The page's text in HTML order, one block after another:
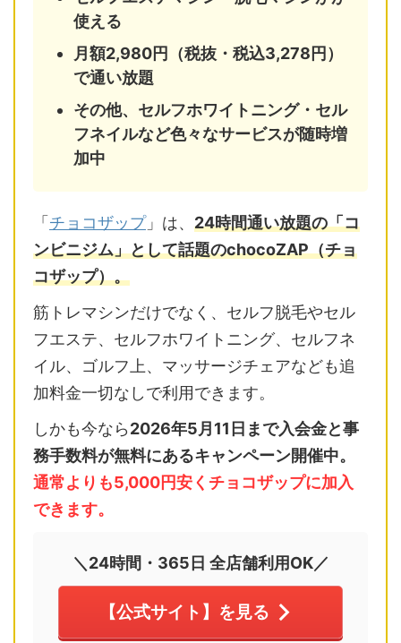
使える
月額2,980円（税抜・税込3,278円）
で通い放題
その他、セルフホワイトニング・セル
フネイルなど色々なサービスが随時増
加中
「 チョコザップ」は、 24時間通い放題の「コ
ンビニジム」として話題のchocoZAP（チョ
コザップ）。
筋トレマシンだけでなく、セルフ脱毛やセル
フエステ、セルフホワイトニング、セルフネ
イル、ゴルフ上、マッサージチェアなども追
加料金一切なしで利用できます。
しかも今なら2026年5月11日まで入会金と事
務手数料が無料にあるキャンペーン開催中。
通常よりも5,000円安くチョコザップに加入
できます。
＼24時間・365日 全店舗利用OK／
【公式サイト】を見る